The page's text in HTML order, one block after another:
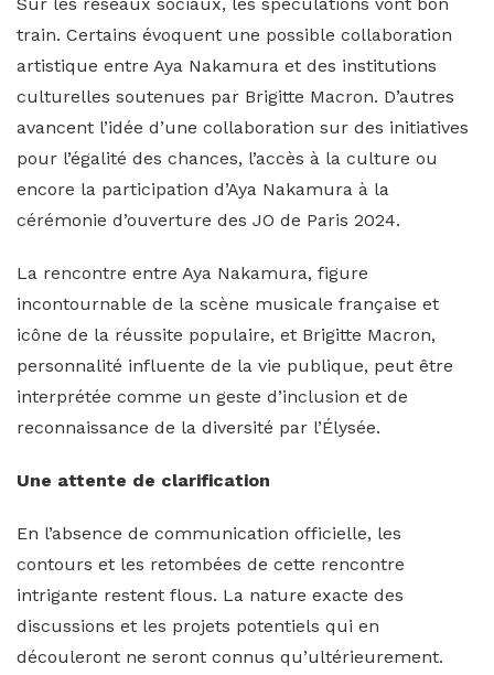
train. Certains évoquent une possible collaboration
artistique entre Aya Nakamura et des institutions
culturelles soutenues par Brigitte Macron. D’autres
avancent l’idée d’une collaboration sur des initiatives
pour l’égalité des chances, l’accès à la culture ou
encore la participation d’Aya Nakamura à la
cérémonie d’ouverture des JO de Paris 2024.
La rencontre entre Aya Nakamura, figure
incontournable de la scène musicale française et
icône de la réussite populaire, et Brigitte Macron,
personnalité influente de la vie publique, peut être
interprétée comme un geste d’inclusion et de
reconnaissance de la diversité par l’Élysée.
Une attente de clarification
En l’absence de communication officielle, les
contours et les retombées de cette rencontre
intrigante restent flous. La nature exacte des
discussions et les projets potentiels qui en
découleront ne seront connus qu’ultérieurement.